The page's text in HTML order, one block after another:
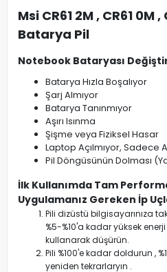
Msi CR61 2M , CR61 0M
Batarya Pil
Notebook Bataryası
Batarya Hızla Boşalıyor
Şarj Almıyor
Batarya Tanınmıyor
Aşırı Isınma
Şişme veya Fiziksel Hasar
Laptop Açılmıyor, Sadece
Pil Döngüsünün Dolması
İlk Kullanımda Tam
Uygulamanız Gereken İp
Pili dizüstü bilgisayarınıza
%5-%10'a kadar yüksek
kullanarak düşürün.
Pili %100'e kadar doldurun ,
yeniden tekrarlaryın .